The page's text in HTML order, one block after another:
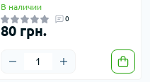
В наличии
0
80 грн.